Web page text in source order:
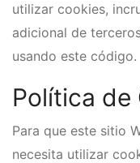
utilizar cookies,
adicional de
usando este código.
Política de
Para que este sitio
necesita utilizar